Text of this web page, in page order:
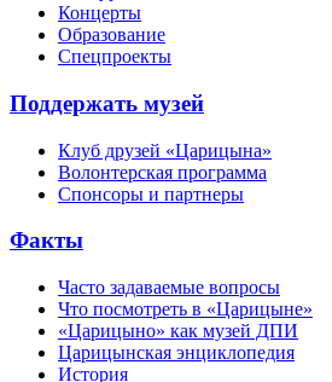
Концерты
Образование
Спецпроекты
Поддержать музей
Клуб друзей «Царицына»
Волонтерская программа
Спонсоры и партнеры
Факты
Часто задаваемые вопросы
Что посмотреть в «Царицыне»
«Царицыно» как музей ДПИ
Царицынская энциклопедия
История